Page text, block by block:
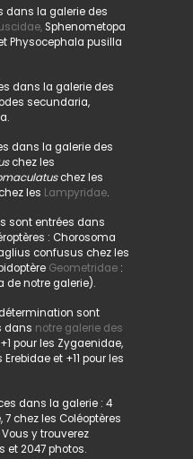
dans la galerie des
Sphenometopa
Physocephala pusilla
dans la galerie des
secundaria,
dans la galerie des
chez les
chez les
les Lampyridae.
sont entrées dans
: Chorosoma
confusus chez les
Geometridae:
de notre galerie).
sont
dans notre galerie des
pour les Zygaenidae,
et +11 pour les
dans la galerie : 4
chez les Coléoptères
y trouverez
et 2047 photos.